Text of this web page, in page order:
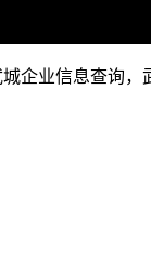
企业信息查询